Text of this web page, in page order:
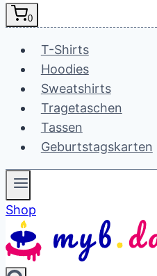
0
T-Shirts
Hoodies
Sweatshirts
Tragetaschen
Tassen
Geburtstagskarten
Shop